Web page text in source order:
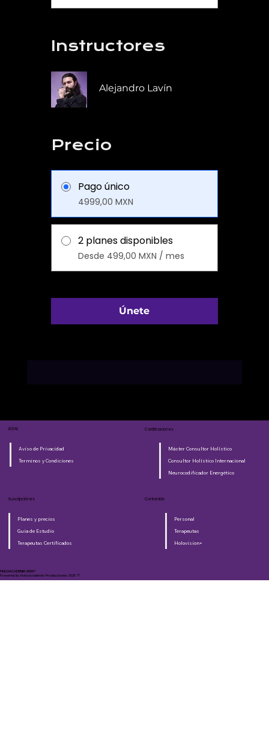
Instructores
Alejandro Lavín
Precio
Pago único
4999,00 MXN
2 planes disponibles
Desde 499,00 MXN / mes
Únete
Aviso de Privacidad
Terminos y Condiciones
LEGAL
Máster Consultor Holístico
Consultor Holístico Internacional
Neurocodificador Energético
Certificaciones
Contenido
Personal
Terapeutas
Holovision+
Planes y precios
Guia de Estudio
Terapeutas Certificados
Suscripciónes
HOLOACADEMIA 2025®​
Powered By Holoacademia Producciones 2025 ©